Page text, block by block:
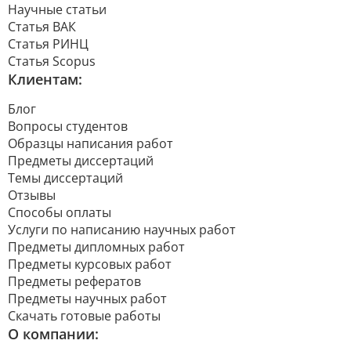
Научные статьи
Статья ВАК
Статья РИНЦ
Статья Scopus
Клиентам:
Блог
Вопросы студентов
Образцы написания работ
Предметы диссертаций
Темы диссертаций
Отзывы
Способы оплаты
Услуги по написанию научных работ
Предметы дипломных работ
Предметы курсовых работ
Предметы рефератов
Предметы научных работ
Скачать готовые работы
О компании: